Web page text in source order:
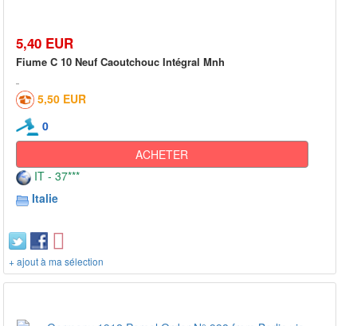
5,40 EUR
Fiume C 10 Neuf Caoutchouc Intégral Mnh
5,50 EUR
0
ACHETER
IT - 37***
Italie
+ ajout à ma sélection